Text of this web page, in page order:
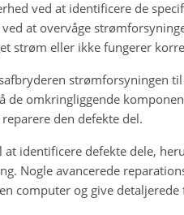
ved at identificere de
at overvåge
strøm eller ikke fungerer
strømforsyningen
de omkringliggende
den defekte del.
identificere defekte dele,
Nogle avancerede
computer og give